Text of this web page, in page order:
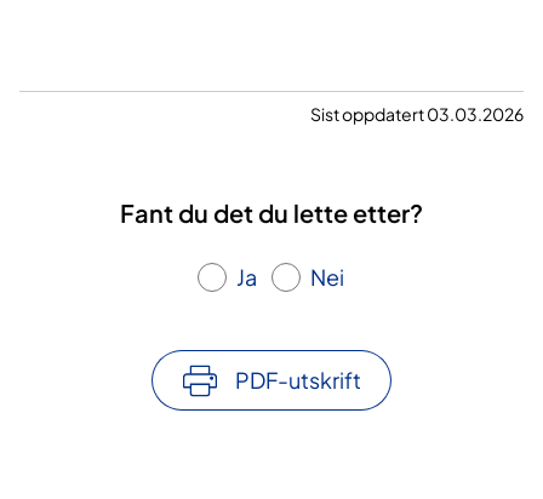
Sist oppdatert 03.03.2026
Fant du det du lette etter?
Ja Nei
PDF-utskrift